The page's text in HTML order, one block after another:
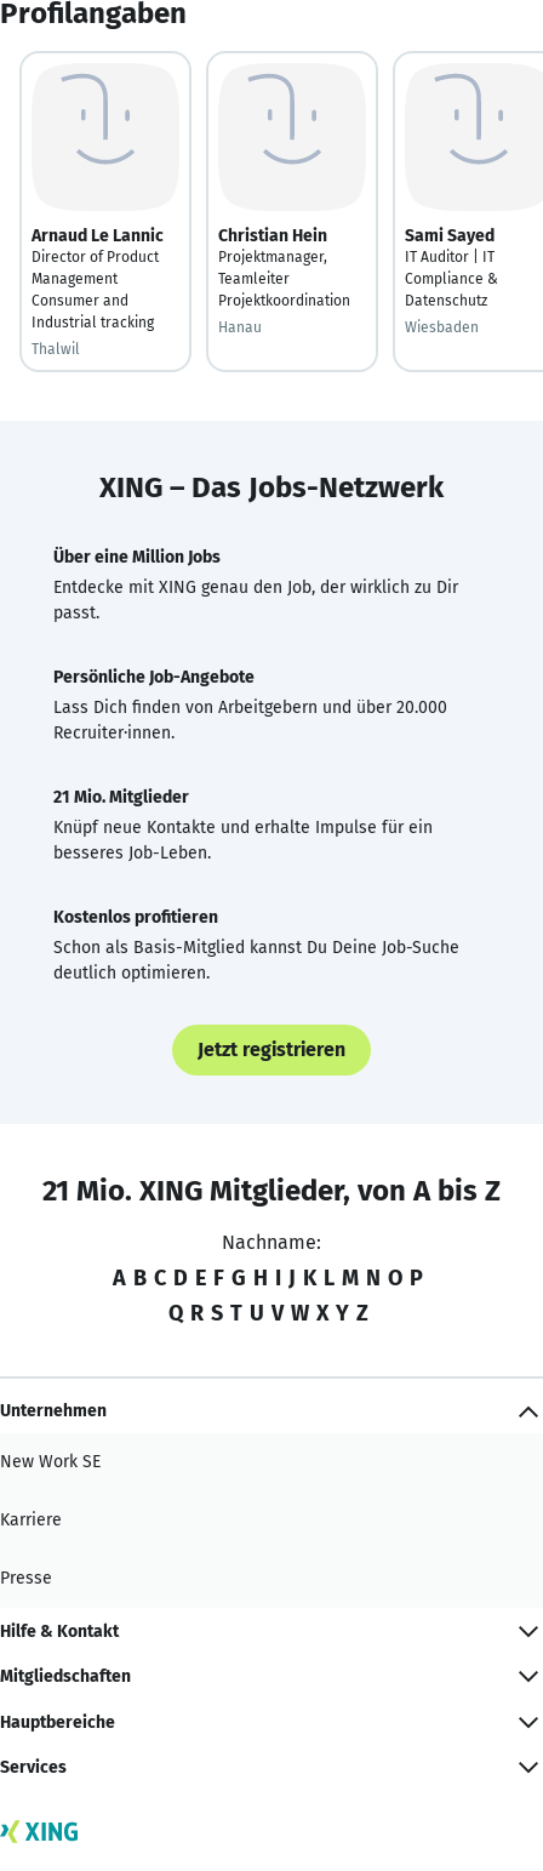
Profilangaben
Arnaud Le Lannic
Director of Product
Management
Consumer and
Industrial tracking
Thalwil
Christian Hein
Projektmanager,
Teamleiter
Projektkoordination
Hanau
Sami Sayed
IT Auditor | IT
Compliance &
Datenschutz
Wiesbaden
XING – Das Jobs-Netzwerk
Über eine Million Jobs
Entdecke mit XING genau den Job, der wirklich zu Dir
passt.
Persönliche Job-Angebote
Lass Dich finden von Arbeitgebern und über 20.000
Recruiter·innen.
21 Mio. Mitglieder
Knüpf neue Kontakte und erhalte Impulse für ein
besseres Job-Leben.
Kostenlos profitieren
Schon als Basis-Mitglied kannst Du Deine Job-Suche
deutlich optimieren.
Jetzt registrieren
21 Mio. XING Mitglieder, von A bis Z
Nachname:
A B C D E F G H I J K L M N O P
Q R S T U V W X Y Z
Unternehmen
New Work SE
Karriere
Presse
Hilfe & Kontakt
Mitgliedschaften
Hauptbereiche
Services